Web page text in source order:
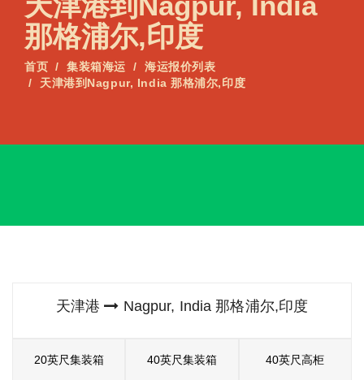
那格浦尔,印度
首页 集装箱海运
海运报价列表
天津港到Nagpur, India 那格浦尔,印度
天津港 Nagpur, India 那格浦尔,印度
20英尺集装箱 40英尺集装箱 40英尺高柜